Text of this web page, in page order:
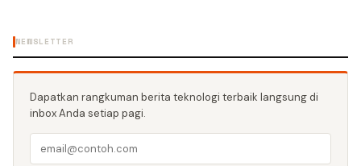
NEWSLETTER
Dapatkan rangkuman berita teknologi terbaik langsung di
inbox Anda setiap pagi.